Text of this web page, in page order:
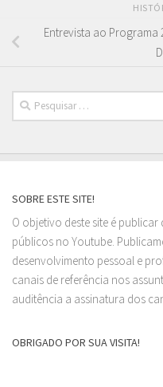
Entrevista ao Programa
Pesquisar
por:
SOBRE ESTE SITE!
O objetivo deste site é
públicos no Youtube.
desenvolvimento pessoal e
canais de referência nos
auditência a assinatura dos
OBRIGADO POR SUA VISITA!